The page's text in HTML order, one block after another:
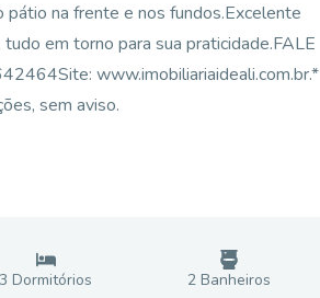
pátio na frente e nos fundos.Excelente
em torno para sua praticidade.FALE
www.imobiliariaideali.com.br.*
sem aviso.
3 Dormitórios 2Banheiros